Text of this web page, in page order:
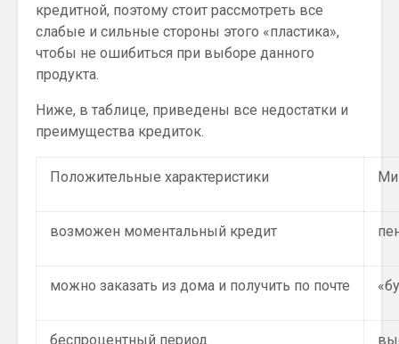
кредитной, поэтому стоит рассмотреть все
слабые и сильные стороны этого «пластика»,
чтобы не ошибиться при выборе данного
продукта.
Ниже, в таблице, приведены все недостатки и
преимущества кредиток.
Положительные характеристики
возможен моментальный кредит
можно заказать из дома и получить по почте
беспроцентный период